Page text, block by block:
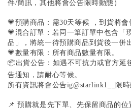
件/簡訊，其他將會公告限時動態）
💗預購商品：需30天等候 ，到貨將會
💗混合訂單：若同一筆訂單中包含「
品」，將統一待預購商品到貨後一併
💗數量有限：所有商品數量有限。
📦出貨公告：如遇不可抗力或官方延
告通知，請耐心等候。
所有資訊將會公告ig@starlink1__限
📌 預購就是先下單、先保留商品的位